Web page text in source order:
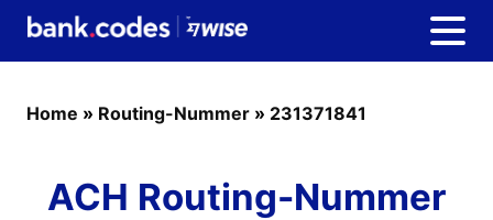
Home » Routing-Nummer » 231371841
ACH Routing-Nummer